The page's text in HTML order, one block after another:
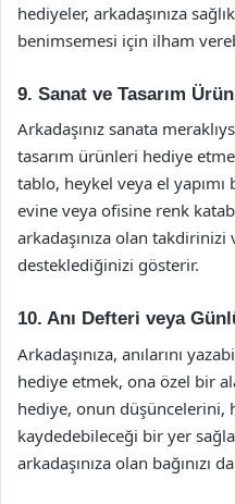
hediyeler, arkadaşınıza
benimsemesi için ilham
9. Sanat ve Tasarım
Arkadaşınız sanata
tasarım ürünleri hediye
tablo, heykel veya el
evine veya ofisine renk
arkadaşınıza olan takdirinizi
desteklediğinizi gösterir.
10. Anı Defteri veya
Arkadaşınıza, anılarını
hediye etmek, ona özel bir
hediye, onun düşüncelerini,
kaydedebileceği bir yer
arkadaşınıza olan bağınızı